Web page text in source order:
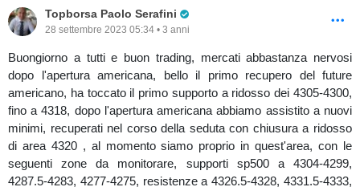
Topborsa Paolo Serafini
28 settembre 2023 05:34 • 3 anni
Buongiorno a tutti e buon trading, mercati abbastanza nervosi
dopo l'apertura americana, bello il primo recupero del future
americano, ha toccato il primo supporto a ridosso dei 4305-4300,
fino a 4318, dopo l'apertura americana abbiamo assistito a nuovi
minimi, recuperati nel corso della seduta con chiusura a ridosso
di area 4320 , al momento siamo proprio in quest'area, con le
seguenti zone da monitorare, supporti sp500 a 4304-4299,
4287.5-4283, 4277-4275, resistenze a 4326.5-4328, 4331.5-4333,